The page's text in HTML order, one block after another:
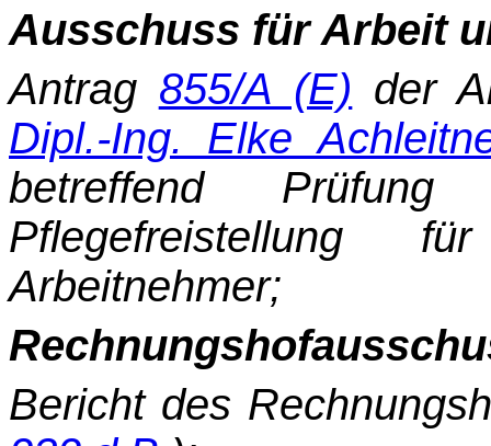
Ausschuss für Arbeit
Antrag 855/A (E) der
Dipl.-Ing. Elke
betreffend
Pflegefreistellung
Arbeitnehmer;
Bericht des